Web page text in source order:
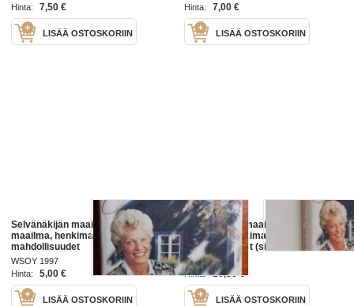
Hinta:
7,50 €
LISÄÄ OSTOSKORIIN
Hinta:
7,00 €
LISÄÄ OSTOSKORIIN
Selvänäkijän maailmat : tämä
maailma, henkimaailma, ihmisen
mahdollisuudet
WSOY 1997
Hinta:
5,00 €
LISÄÄ OSTOSKORIIN
Selvänäkijän maailmat : tämä
maailma, henkimaailma, ihmisen
mahdollisuudet (signeerattu,
tekijän omiste)
WSOY 1997
Hinta:
10,50 €
LISÄÄ OSTOSKORIIN